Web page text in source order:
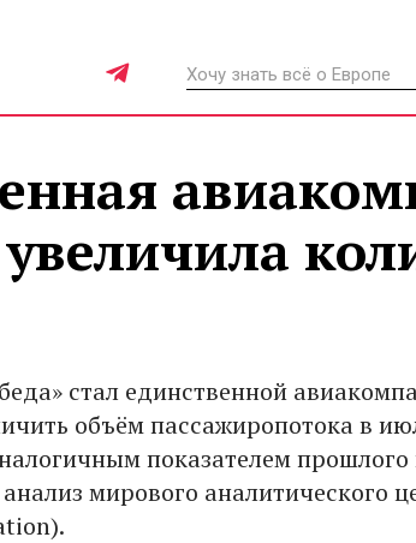
стал единственной
объём пассажиропотока в
показателем прошлого
мирового аналитического